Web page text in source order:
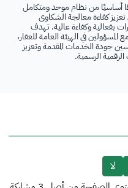
أساسيًا من نظام موحد ومتكامل
كفاءة معالجة الشكاوى
بفعالية وكفاءة عالية. تهدف
في الهيئة العامة للعقار،
جودة الخدمات المقدمة وتعزيز
الرسمية.
لا